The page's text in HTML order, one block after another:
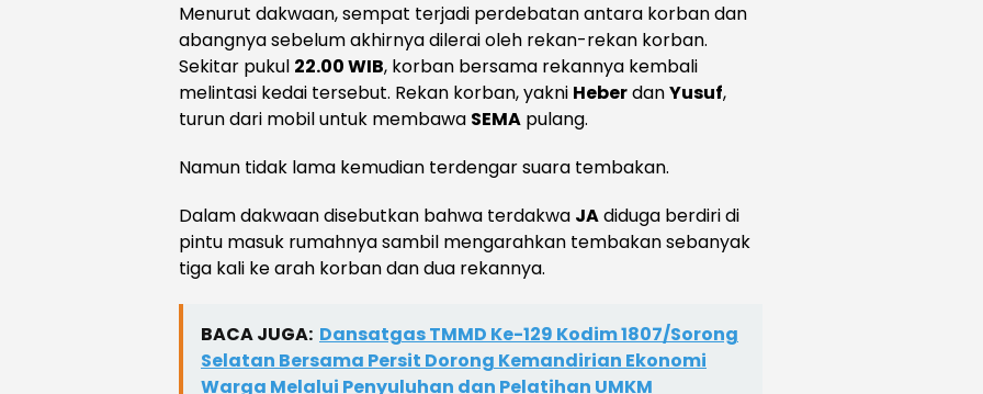
Menurut dakwaan, sempat terjadi perdebatan antara korban dan
abangnya sebelum akhirnya dilerai oleh rekan-rekan korban.
Sekitar pukul 22.00 WIB, korban bersama rekannya kembali
melintasi kedai tersebut. Rekan korban, yakni HeberdanYusuf,
turun dari mobil untuk membawa SEMA pulang.
Namun tidak lama kemudian terdengar suara tembakan.
Dalam dakwaan disebutkan bahwa terdakwa JAdiduga berdiri di
pintu masuk rumahnya sambil mengarahkan tembakan sebanyak
tiga kali ke arah korban dan dua rekannya.
BACA JUGA: Dansatgas TMMD Ke-129 Kodim 1807/Sorong
Selatan Bersama Persit Dorong Kemandirian Ekonomi
Warga Melalui Penyuluhan dan Pelatihan UMKM